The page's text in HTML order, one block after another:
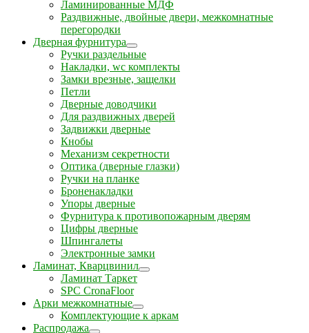
Ламинированные МДФ
Раздвижные, двойные двери, межкомнатные
перегородки
Дверная фурнитура
Ручки раздельные
Накладки, wc комплекты
Замки врезные, защелки
Петли
Дверные доводчики
Для раздвижных дверей
Задвижки дверные
Кнобы
Механизм секретности
Оптика (дверные глазки)
Ручки на планке
Броненакладки
Упоры дверные
Фурнитура к противопожарным дверям
Цифры дверные
Шпингалеты
Электронные замки
Ламинат, Кварцвинил
Ламинат Таркет
SPC CronaFloor
Арки межкомнатные
Комплектующие к аркам
Распродажа